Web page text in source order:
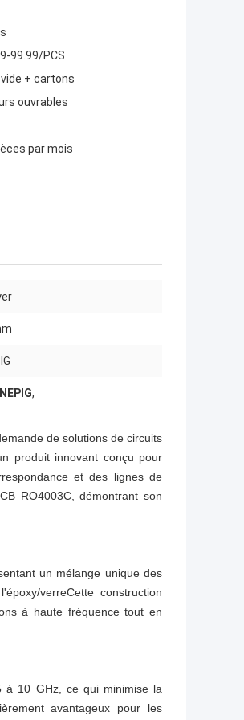
99.99/PCS
+ cartons
ouvrables
par mois
,
de solutions de circuits
produit innovant conçu pour
et des lignes de
RO4003C, démontrant son
un mélange unique des
verreCette construction
à haute fréquence tout en
à 10 GHz, ce qui minimise la
avantageux pour les